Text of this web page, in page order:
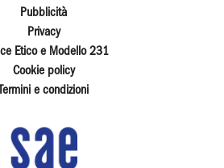
Pubblicità
Privacy
Etico e Modello 231
Cookie policy
Termini e condizioni